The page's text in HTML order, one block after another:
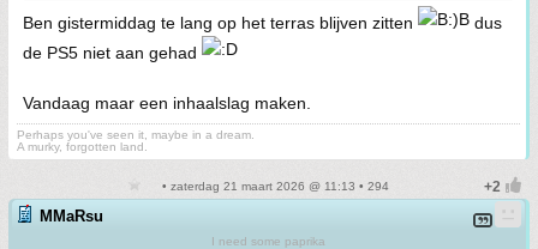
Ben gistermiddag te lang op het terras blijven zitten
dus
de PS5 niet aan gehad
Vandaag maar een inhaalslag maken.
Perhaps you've seen it, maybe in a dream.
A murky, forgotten land.
• zaterdag 21 maart 2026 @ 11:13 • 294
MMaRsu
I need some paprika